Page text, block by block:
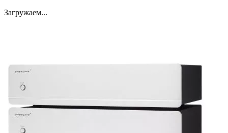
Загружаем...